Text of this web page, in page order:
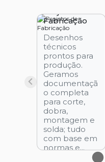
Fabricação
Desenhos
técnicos
prontos para
produção.
Geramos
documentaçã
o completa
para corte,
dobra,
montagem e
solda; tudo
com base em
normas e...